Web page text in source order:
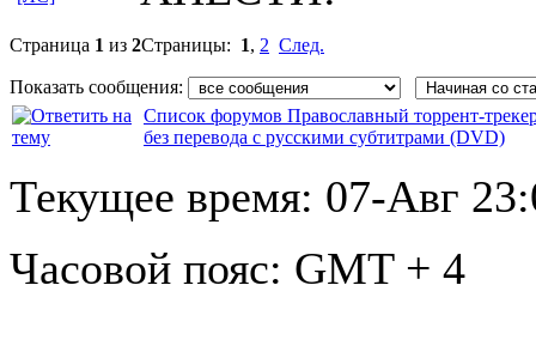
Страница 1 из 2Страницы: 1, 2 След.
Показать сообщения:
Список форумов Православный торрент-
без перевода с русскими субтитрами (DVD)
Текущее время: 07-Авг
Часовой пояс: GMT + 4